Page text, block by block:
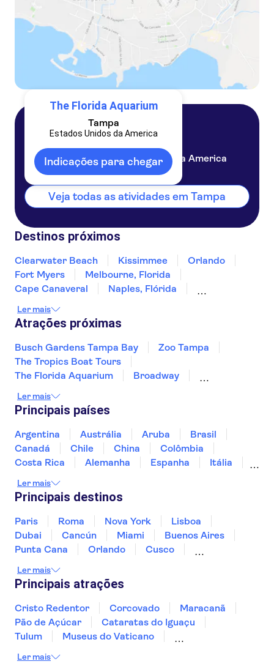
The Florida Aquarium
Tampa
Estados Unidos da America
Indicações para chegar
Tampa
Estados Unidos da America
Veja todas as atividades em Tampa
Destinos próximos
Clearwater Beach Kissimmee
Orlando
Fort Myers
Melbourne, Florida
Cape Canaveral
Naples, Flórida
Fort Lauderdale
Key West
Panama City Beach
Ler mais
Atrações próximas
Busch Gardens Tampa Bay
Zoo Tampa
The Tropics Boat Tours
The Florida Aquarium
Broadway
Central Park
Bairro Francês
Estátua da Liberdade
Yankee Stadium
Grand Canyon
Cataratas do Niágara
LEGOLAND® Florida Resort
Golden Gate Bridge
Ler mais
Principais países
Argentina Austrália Aruba
Brasil
Canadá
Chile China
Colômbia
Costa Rica
Alemanha Espanha
Itália
Panamá
Peru
Ler mais
Principais destinos
Paris Roma Nova York
Lisboa
Dubai
Cancún Miami
Buenos Aires
Punta Cana
Orlando
Cusco
Mendoza
Salvador
Curitiba
Recife Fortaleza
Ler mais
Principais atrações
Cristo Redentor Corcovado
Maracanã
Pão de Açúcar
Cataratas do Iguaçu
Tulum
Museus do Vaticano
Ler mais